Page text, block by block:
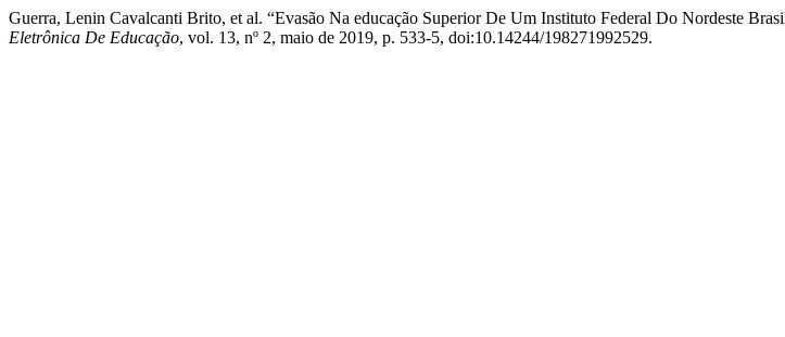
Guerra, Lenin Cavalcanti Brito, et al. “Evasão Na educação Superior De Um Instituto Federal Do Nordeste
Eletrônica De Educação, vol. 13, nº 2, maio de 2019, p. 533-5, doi:10.14244/198271992529.